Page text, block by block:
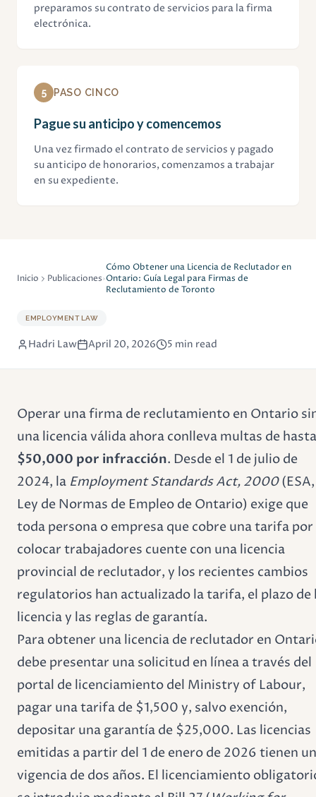
preparamos su contrato de servicios para la firma
electrónica.
5 PASO CINCO
Pague su anticipo y comencemos
Una vez firmado el contrato de servicios y pagado
su anticipo de honorarios, comenzamos a trabajar
en su expediente.
Inicio Publicaciones
Cómo Obtener una Licencia de Reclutador en
Ontario: Guía Legal para Firmas de
Reclutamiento de Toronto
EMPLOYMENT LAW
Hadri Law April 20, 2026 5 min read
Operar una firma de reclutamiento en Ontario
una licencia válida ahora conlleva multas de hasta
$50,000 por infracción. Desde el 1 de julio de
2024, la Employment Standards Act, 2000
Ley de Normas de Empleo de Ontario) exige que
toda persona o empresa que cobre una tarifa por
colocar trabajadores cuente con una licencia
provincial de reclutador, y los recientes cambios
regulatorios han actualizado la tarifa, el plazo de
licencia y las reglas de garantía.
Para obtener una licencia de reclutador en
debe presentar una solicitud en línea a través del
portal de licenciamiento del Ministry of Labour,
pagar una tarifa de $1,500 y, salvo exención,
depositar una garantía de $25,000. Las licencias
emitidas a partir del 1 de enero de 2026 tienen
vigencia de dos años. El licenciamiento